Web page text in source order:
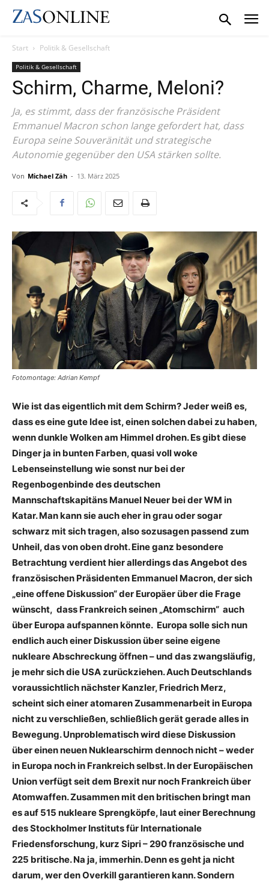
Start Politik & Gesellschaft
Politik & Gesellschaft
Schirm, Charme, Meloni?
Ja, es stimmt, dass der französische Präsident
Emmanuel Macron schon lange gefordert hat, dass
Europa seine Souveränität und strategische
Autonomie gegenüber den USA stärken sollte.
Von Michael Zäh - 13. März 2025
Fotomontage: Adrian Kempf
Wie ist das eigentlich mit dem Schirm? Jeder weiß es,
dass es eine gute Idee ist, einen solchen dabei zu haben,
wenn dunkle Wolken am Himmel drohen. Es gibt diese
Dinger ja in bunten Farben, quasi voll woke
Lebenseinstellung wie sonst nur bei der
Regenbogenbinde des deutschen
Mannschaftskapitäns Manuel Neuer bei der WM in
Katar. Man kann sie auch eher in grau oder sogar
schwarz mit sich tragen, also sozusagen passend zum
Unheil, das von oben droht. Eine ganz besondere
Betrachtung verdient hier allerdings das Angebot des
französischen Präsidenten Emmanuel Macron, der sich
„eine offene Diskussion“ der Europäer über die Frage
wünscht, dass Frankreich seinen „Atomschirm“ auch
über Europa aufspannen könnte. Europa solle sich nun
endlich auch einer Diskussion über seine eigene
nukleare Abschreckung öffnen – und das zwangsläufig,
je mehr sich die USA zurückziehen. Auch Deutschlands
voraussichtlich nächster Kanzler, Friedrich Merz,
scheint sich einer atomaren Zusammenarbeit in Europa
nicht zu verschließen, schließlich gerät gerade alles in
Bewegung. Unproblematisch wird diese Diskussion
über einen neuen Nuklearschirm dennoch nicht – weder
in Europa noch in Frankreich selbst. In der Europäischen
Union verfügt seit dem Brexit nur noch Frankreich über
Atomwaffen. Zusammen mit den britischen bringt man
es auf 515 nukleare Sprengköpfe, laut einer Berechnung
des Stockholmer Instituts für Internationale
Friedensforschung, kurz Sipri – 290 französische und
225 britische. Na ja, immerhin. Denn es geht ja nicht
darum, wer den Overkill garantieren kann. Sondern